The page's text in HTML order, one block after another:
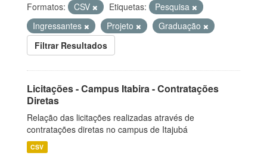
Formatos: CSV Etiquetas:
Pesquisa
Ingressantes
Projeto
Graduação
Filtrar Resultados
Licitações - Campus Itabira - Contratações
Diretas
Relação das licitações realizadas através de
contratações diretas no campus de Itajubá
CSV